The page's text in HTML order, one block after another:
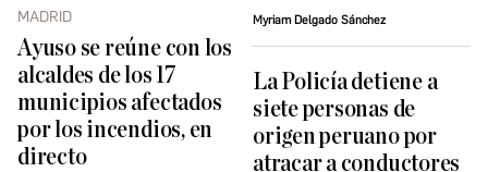
MADRID
Ayuso se reúne con los
alcaldes de los 17
municipios afectados
por los incendios, en
directo
Myriam Delgado Sánchez
La Policía detiene a
siete personas de
origen peruano por
atracar a conductores